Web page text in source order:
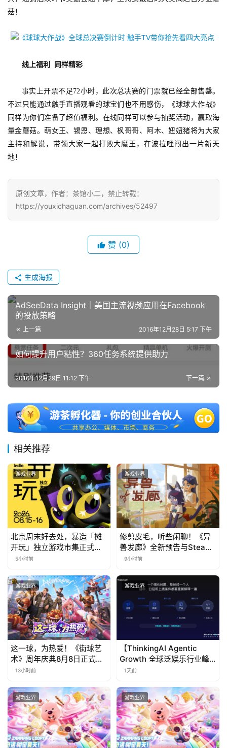
游
第
十
三
届
金
茶
7
0
日
游
茶
对
会
上
海
站
中
文
中
国
)
菇！
线上福利 同样精彩
事实上开票不足72小时，此次总决赛的门票就已经全部售罄。
不过只能通过触手直播观看的球宝们也不用感伤，《球球大作战》
同样为你们准备了超值福利。在线同样可以参与抽奖活动，赢取海
量金蘑菇。萌女王、锡恩、理想、枫哥哥、阿木、妞妞猪将为大家
主持和解说，带领大家一起打败大魔王，在波拉哩闯出一片新天
地！
原创文章，作者：茶馆小二，禁止转载：
https://youxichaguan.com/archives/52497
赞 (0)
生成海报
AdSeeData Insight｜美国主流视频应用在Facebook
的投放策略
上一篇 2016年12月28日 5:17 下午
如何提升用户粘性？360任务系统提供助力
下一篇
2016年12月29日 11:12 下午
相关推荐
游戏业界
北京周末好去处，暴造「摊
开玩」独立游戏市集正式开
票！
5小时前
游戏业界
修剪皮毛，听些闲聊！《异
兽发廊》全新预告与Steam
免费试玩公开
9小时前
游戏业界
这一球，为热爱！《街球艺
术》周年庆典8月8日正式上
线，多重福利与全新内容同
13小时前
游戏业界
【ThinkingAI Agentic
Growth 全球泛娱乐行业峰
会】Agent 时代，人到底负
1天前
游戏业界 游戏业界